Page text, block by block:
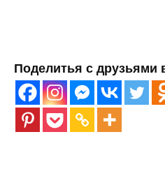
Поделитья с друзьями